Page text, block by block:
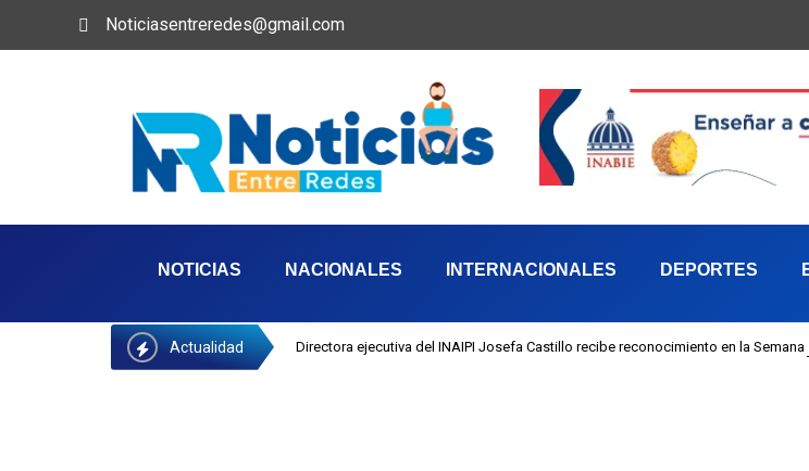
Noticiasentreredes@gmail.com
NOTICIAS NACIONALES INTERNACIONALES DEPORTES
Actualidad Directora ejecutiva del INAIPI Josefa Castillo recibe reconocimiento en la Semana